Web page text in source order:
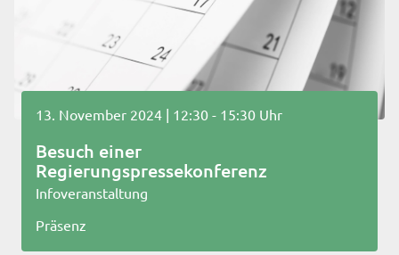
13. November 2024 | 12:30 - 15:30 Uhr
Besuch einer
Regierungspressekonferenz
Infoveranstaltung
Präsenz